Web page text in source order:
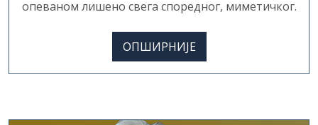
ОПШИРНИЈЕ